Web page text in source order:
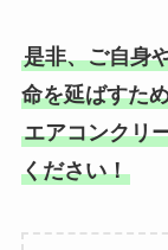
是非、ご自身
命を延ばすた
エアコンクリ
ください！